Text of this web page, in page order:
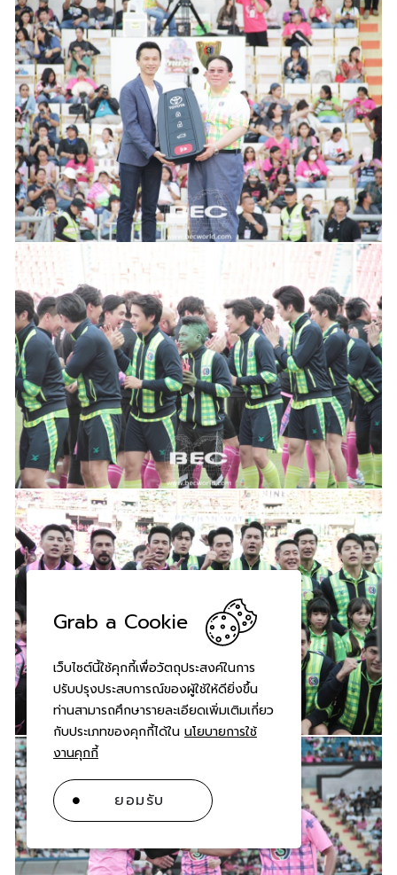
Grab a Cookie
เว็บไซต์นี้ใช้คุกกี้เพื่อวัตถุประสงค์ในการ
ปรับปรุงประสบการณ์ของผู้ใช้ให้ดียิ่งขึ้น
ท่านสามารถศึกษารายละเอียดเพิ่มเติมเกี่ยว
กับประเภทของคุกกี้ได้ใน นโยบายการใช้
งานคุกกี้
ยอมรับ